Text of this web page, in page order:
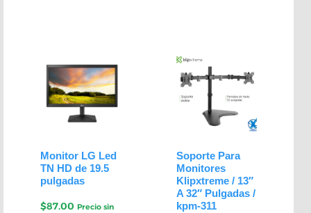
Monitor LG Led
TN HD de 19.5
pulgadas
$87.00 Precio sin
Soporte Para
Monitores
Klipxtreme / 13″
A 32″ Pulgadas /
kpm-311